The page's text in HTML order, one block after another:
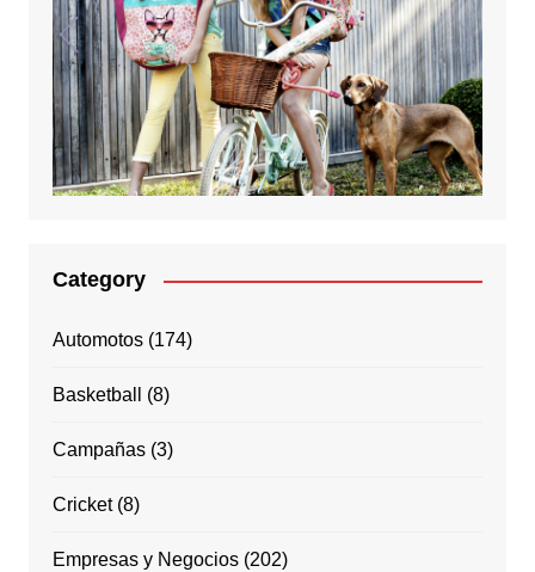
Category
Automotos(174)
Basketball (8)
Campañas(3)
Cricket(8)
Empresas y Negocios(202)